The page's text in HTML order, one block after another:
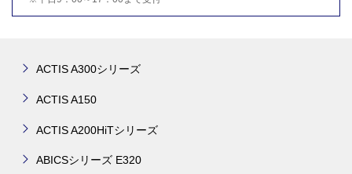
ACTIS A300シリーズ
ACTIS A150
ACTIS A200HiTシリーズ
ABICSシリーズ E320